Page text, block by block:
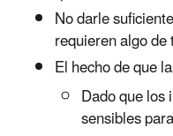
No darle
requieren algo
El hecho de que
Dado que
sensibles